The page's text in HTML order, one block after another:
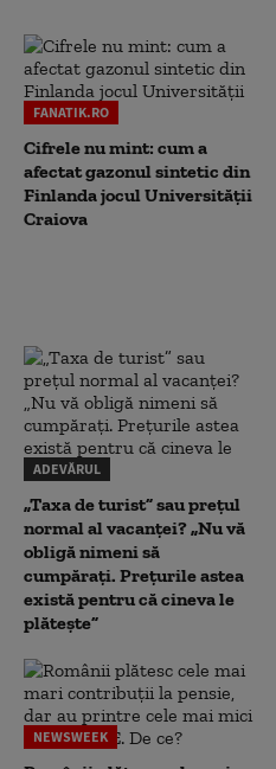
FANATIK.RO
Cifrele nu mint: cum a
afectat gazonul sintetic din
Finlanda jocul Universității
Craiova
ADEVĂRUL
„Taxa de turist” sau prețul
normal al vacanței? „Nu vă
obligă nimeni să
cumpărați. Prețurile astea
există pentru că cineva le
plătește”
NEWSWEEK